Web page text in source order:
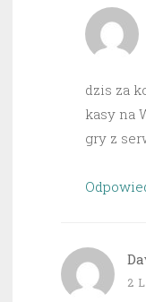
dzis za
kasy na
gry z
2